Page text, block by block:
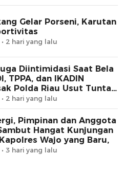
Gelar Porseni, Karutan
2 hari yang lalu
Diintimidasi Saat Bela
TPPA, dan IKADIN
Polda Riau Usut Tuntas
2 hari yang lalu
Pimpinan dan Anggota
Hangat Kunjungan
Wajo yang Baru,
3 hari yang lalu